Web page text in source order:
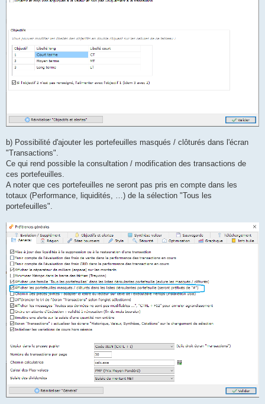
b) Possibilité d'ajouter les portefeuilles masqués / clôturés dans l'écran
"Transactions".
Ce qui rend possible la consultation / modification des transactions de
ces portefeuilles.
A noter que ces portefeuilles ne seront pas pris en compte dans les
totaux (Performance, liquidités, …) de la sélection "Tous les
portefeuilles".